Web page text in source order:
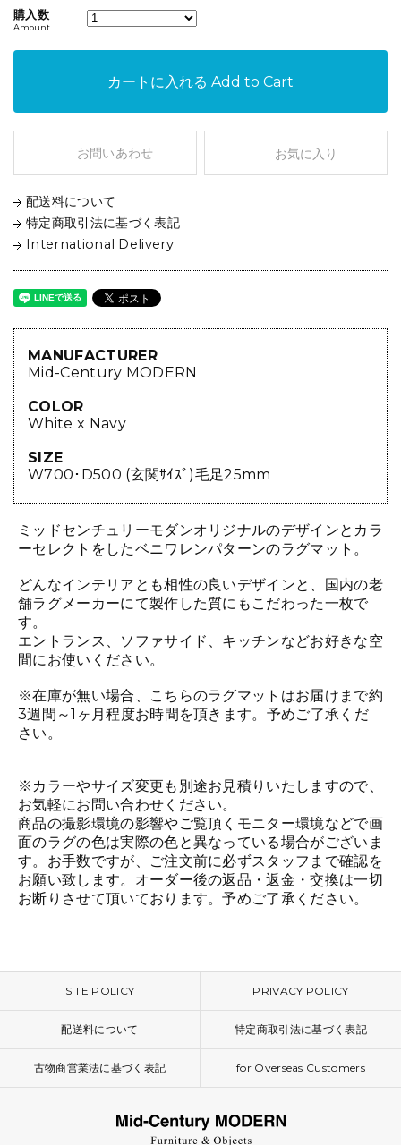
購入数
Amount
カートに入れる Add to Cart
お問いあわせ お気に入り
配送料について
特定商取引法に基づく表記
International Delivery
MANUFACTURER
Mid-Century MODERN
COLOR
White x Navy
SIZE
W700･D500 (玄関ｻｲｽﾞ)毛足25mm
ミッドセンチュリーモダンオリジナルのデザインとカラ
ーセレクトをしたベニワレンパターンのラグマット。
どんなインテリアとも相性の良いデザインと、国内の老
舗ラグメーカーにて製作した質にもこだわった一枚で
す。
エントランス、ソファサイド、キッチンなどお好きな空
間にお使いください。
※在庫が無い場合、こちらのラグマットはお届けまで約
3週間～1ヶ月程度お時間を頂きます。予めご了承くだ
さい。
※カラーやサイズ変更も別途お見積りいたしますので、
お気軽にお問い合わせください。
商品の撮影環境の影響やご覧頂くモニター環境などで画
面のラグの色は実際の色と異なっている場合がございま
す。お手数ですが、ご注文前に必ずスタッフまで確認を
お願い致します。オーダー後の返品・返金・交換は一切
お断りさせて頂いております。予めご了承ください。
SITE POLICY PRIVACY POLICY
配送料について 特定商取引法に基づく表記
古物商営業法に基づく表記 for Overseas Customers